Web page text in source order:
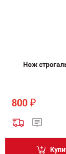
Нож
800 ₽